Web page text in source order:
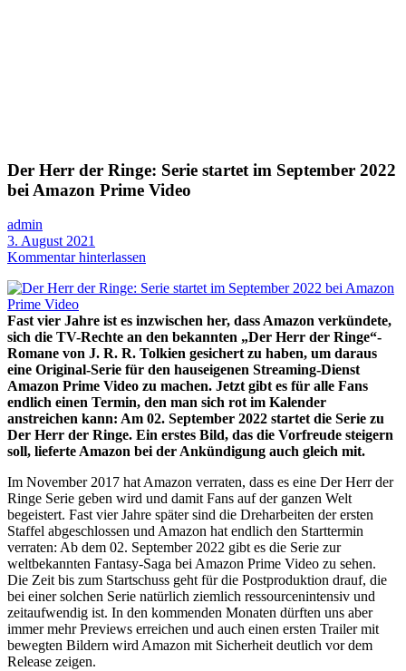
Der Herr der Ringe: Serie startet im September 2022
bei Amazon Prime Video
admin
3. August 2021
Kommentar hinterlassen
Fast vier Jahre ist es inzwischen her, dass Amazon verkündete,
sich die TV-Rechte an den bekannten „Der Herr der Ringe“-
Romane von J. R. R. Tolkien gesichert zu haben, um daraus
eine Original-Serie für den hauseigenen Streaming-Dienst
Amazon Prime Video zu machen. Jetzt gibt es für alle Fans
endlich einen Termin, den man sich rot im Kalender
anstreichen kann: Am 02. September 2022 startet die Serie zu
Der Herr der Ringe. Ein erstes Bild, das die Vorfreude steigern
soll, lieferte Amazon bei der Ankündigung auch gleich mit.
Im November 2017 hat Amazon verraten, dass es eine Der Herr der
Ringe Serie geben wird und damit Fans auf der ganzen Welt
begeistert. Fast vier Jahre später sind die Dreharbeiten der ersten
Staffel abgeschlossen und Amazon hat endlich den Starttermin
verraten: Ab dem 02. September 2022 gibt es die Serie zur
weltbekannten Fantasy-Saga bei Amazon Prime Video zu sehen.
Die Zeit bis zum Startschuss geht für die Postproduktion drauf, die
bei einer solchen Serie natürlich ziemlich ressourcenintensiv und
zeitaufwendig ist. In den kommenden Monaten dürften uns aber
immer mehr Previews erreichen und auch einen ersten Trailer mit
bewegten Bildern wird Amazon mit Sicherheit deutlich vor dem
Release zeigen.